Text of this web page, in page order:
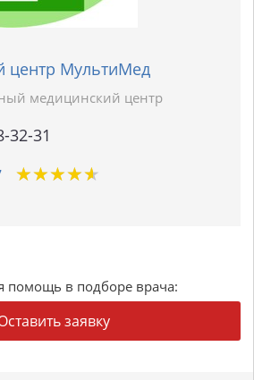
центр МультиМед
медицинский центр
32-31
★★★★★
★★★★★
помощь в подборе врача:
заявку